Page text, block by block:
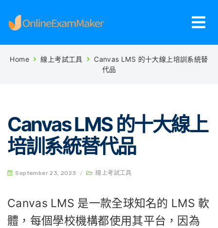
Home 線上考試工具
Canvas LMS 的十大線上培訓系統替
代品
Canvas LMS 的十大線上
培訓系統替代品
September 23, 2023 / 線上考試工具
Canvas LMS 是一款全球知名的 LMS 軟
體，每個學校機構都使用其平台，因為